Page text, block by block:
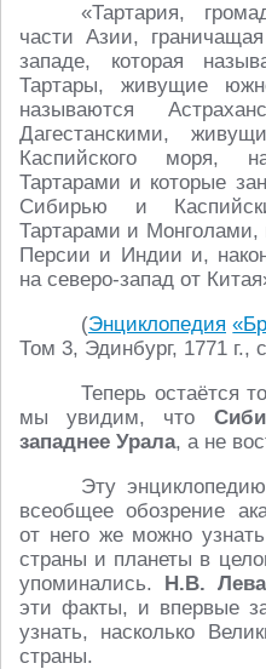
«Тартария,
части Азии,
западе, которая
Тартары, живущие
называются
Дагестанскими,
Каспийского моря,
Тартарами и которые
Сибирью и
Тартарами и Монголами,
Персии и Индии и,
на северо-запад от
(Энциклопедия
Том 3, Эдинбург, 1771 г.,
Теперь остаётся
мы увидим, что
западнее Урала, а не
Эту
всеобщее обозрение
от него же можно
страны и планеты в
упоминались. Н.В.
эти факты, и впервые
узнать, насколько
страны.